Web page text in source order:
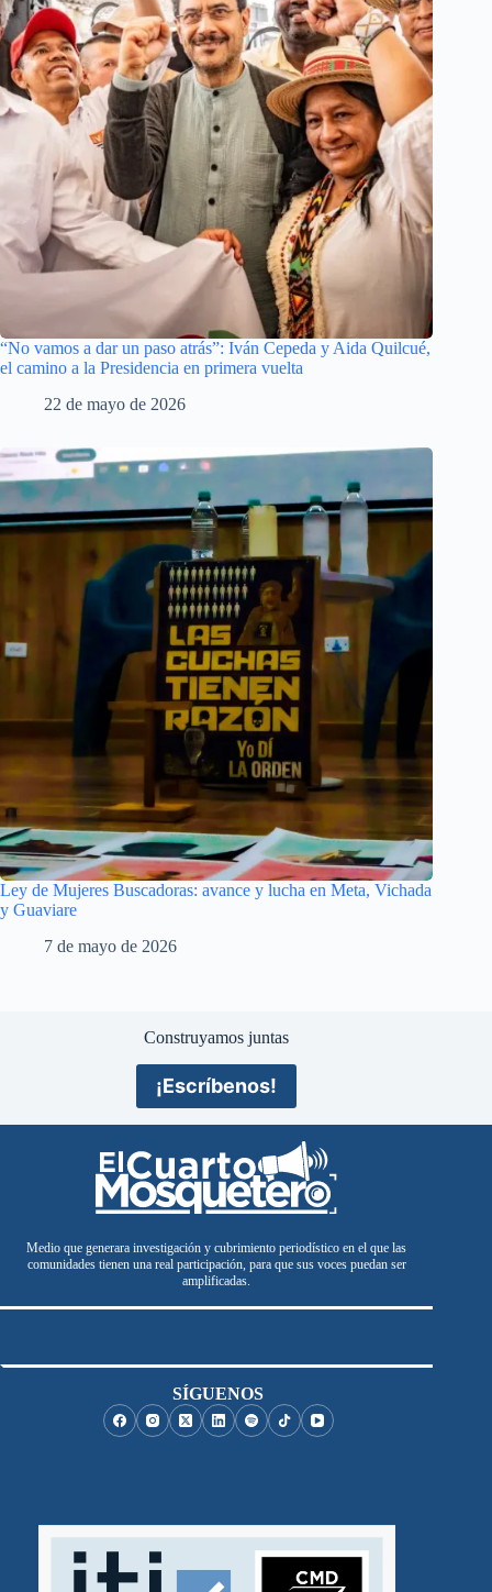
“No vamos a dar un paso atrás”: Iván Cepeda y Aida Quilcué,
el camino a la Presidencia en primera vuelta
22 de mayo de 2026
Ley de Mujeres Buscadoras: avance y lucha en Meta, Vichada
y Guaviare
7 de mayo de 2026
Construyamos juntas
¡Escríbenos!
Medio que generara investigación y cubrimiento periodístico en el que las
comunidades tienen una real participación, para que sus voces puedan ser
amplificadas.
SÍGUENOS